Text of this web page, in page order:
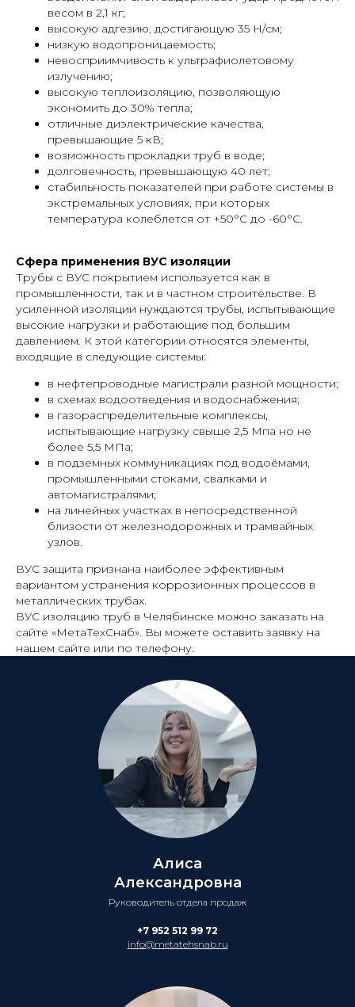
весом в 2,1 кг;
высокую адгезию, достигающую 35 Н/см;
низкую водопроницаемость;
невосприимчивость к ультрафиолетовому
излучению;
высокую теплоизоляцию, позволяющую
экономить до 30% тепла;
отличные диэлектрические качества,
превышающие 5 кВ;
возможность прокладки труб в воде;
долговечность, превышающую 40 лет;
стабильность показателей при работе системы в
экстремальных условиях, при которых
температура колеблется от +50°С до -60°С.
Сфера применения ВУС изоляции
Трубы с ВУС покрытием используется как в
промышленности, так и в частном строительстве. В
усиленной изоляции нуждаются трубы, испытывающие
высокие нагрузки и работающие под большим
давлением. К этой категории относятся элементы,
входящие в следующие системы:
в нефтепроводные магистрали разной мощности;
в схемах водоотведения и водоснабжения;
в газораспределительные комплексы,
испытывающие нагрузку свыше 2,5 Мпа но не
более 5,5 МПа;
в подземных коммуникациях под водоёмами,
промышленными стоками, свалками и
автомагистралями;
на линейных участках в непосредственной
близости от железнодорожных и трамвайных
узлов.
ВУС защита признана наиболее эффективным
вариантом устранения коррозионных процессов в
металлических трубах.
ВУС изоляцию труб в Челябинске можно заказать на
сайте «МетаТехСнаб». Вы можете оставить заявку на
нашем сайте или по телефону.
Алиса
Александровна
Руководитель отдела продаж
+7 952 512 99 72
info@metatehsnab.ru